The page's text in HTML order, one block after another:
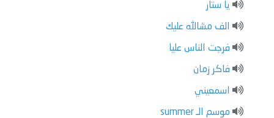
يا ستار
الف مشالله عليك
فرجت الناس عليا
فاكر زمان
اسمعيني
موسم الـ summer